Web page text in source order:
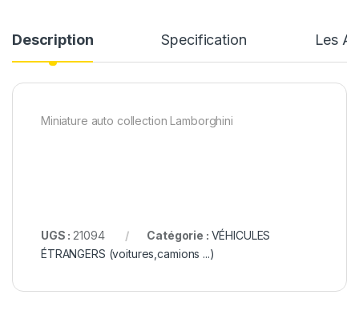
Description Specification Les
Miniature auto collection Lamborghini
UGS : 21094 Catégorie : VÉHICULES
ÉTRANGERS (voitures,camions ...)